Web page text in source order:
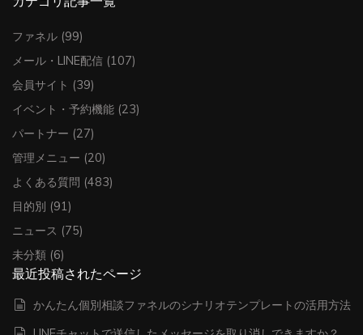
ファネル (99)
メール・LINE配信 (107)
会員サイト (39)
イベント・予約機能 (23)
パートナー (27)
管理メニュー (20)
よくある質問 (483)
目的別 (91)
ニュース (75)
未分類 (6)
最近投稿されたページ
かんたん個別相談ファネルのシナリオテンプレートの活用方法